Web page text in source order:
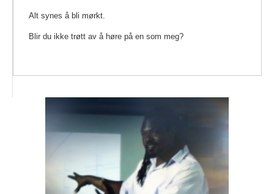
Alt synes å bli mørkt.
Blir du ikke trøtt av å høre på en som meg?